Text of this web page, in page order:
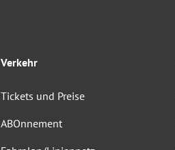
Verkehr
Tickets und Preise
ABOnnement